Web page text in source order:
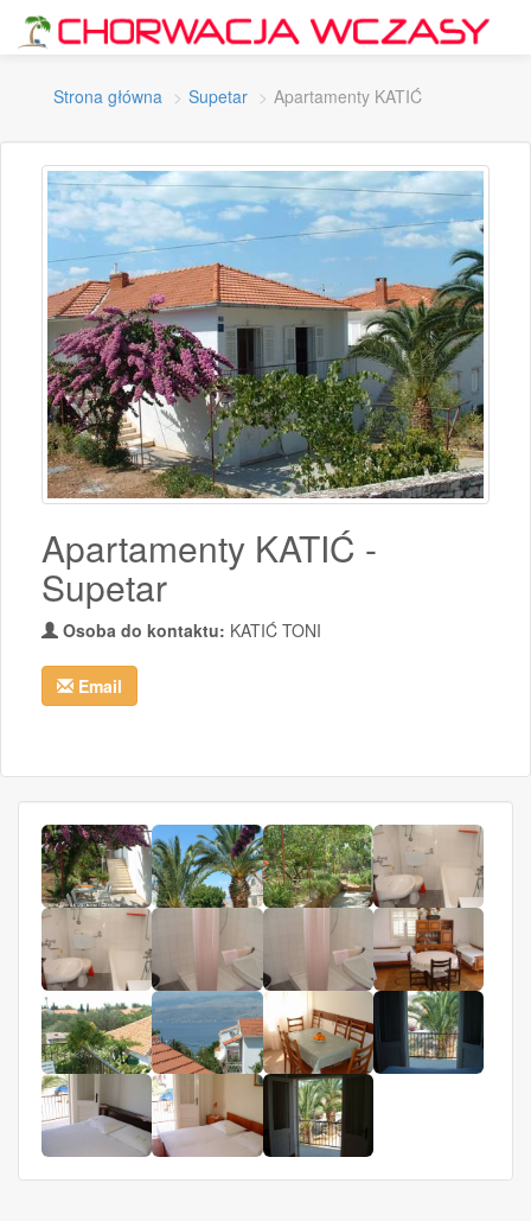
Strona główna Supetar Apartamenty KATIĆ
Apartamenty KATIĆ -
Supetar
Osoba do kontaktu: KATIĆ TONI
Email